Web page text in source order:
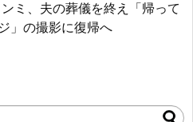
ミ、夫の葬儀を終え「帰って
」の撮影に復帰へ